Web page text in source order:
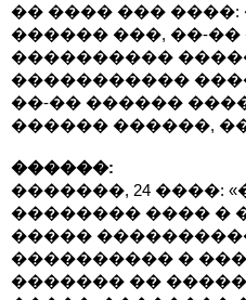
�� ���� ���
������ ���, ��-
����������
�����������
��-�� ������
������ ������,
������:
�������, 24 ����:
�������� ���� �
�����
���������� �
������� ��